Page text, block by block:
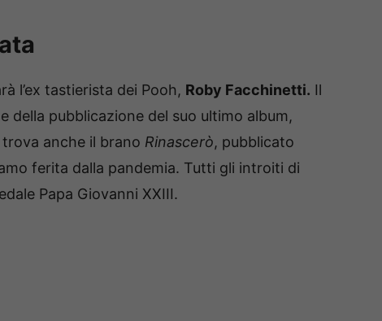
l’ex tastierista dei Pooh, Roby Facchinetti. Il
della pubblicazione del suo ultimo album,
trova anche il brano Rinascerò, pubblicato
ferita dalla pandemia. Tutti gli introiti di
Papa Giovanni XXIII.